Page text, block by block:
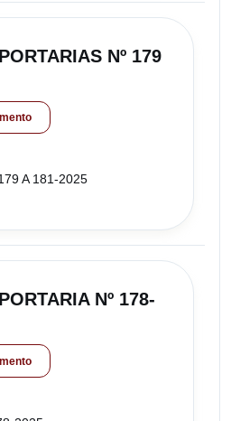
Nº 179
A 181-2025
Nº 178-